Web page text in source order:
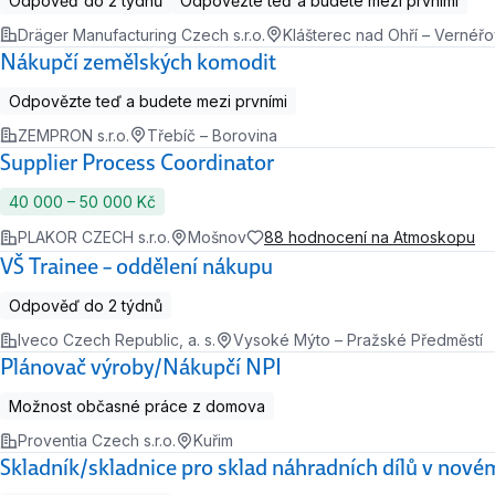
Dräger Manufacturing Czech s.r.o.
Klášterec nad Ohří –
Nákupčí zemělských komodit
Odpovězte teď a budete mezi prvními
ZEMPRON s.r.o.
Třebíč – Borovina
Supplier Process Coordinator
40 000 ‍–‍ 50 000 Kč
PLAKOR CZECH s.r.o.
Mošnov 88 hodnocení na Atmoskopu
VŠ Trainee – oddělení nákupu
Odpověď do 2 týdnů
Iveco Czech Republic, a. s.
Vysoké Mýto – Pražské Předměstí
Plánovač výroby/Nákupčí NPI
Možnost občasné práce z domova
Proventia Czech s.r.o.
Kuřim
Skladník/skladnice pro sklad náhradních dílů v